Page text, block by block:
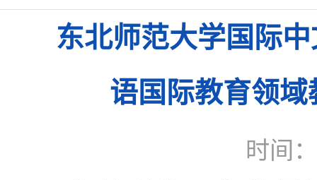
东北师范大学国际
语国际教育领
时间